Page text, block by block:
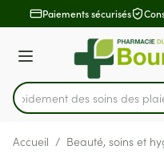
Aller au contenu
1 de 1
Paiements sécurisés
Menu
Rechercher
rapidement des soins des
Accueil / Beauté, soins et